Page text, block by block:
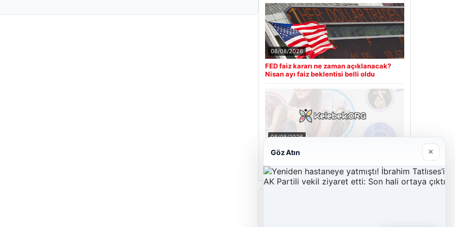
08/08/2026
FED faiz kararı ne zaman açıklanacak?
Nisan ayı faiz beklentisi belli oldu
08/08/2026
Kelebek.Org İle Sanal İletişimin Seviyeli
Göz Atın ×